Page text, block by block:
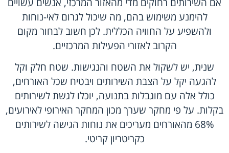
להימנע משימוש בהם, מה שיכול לגרום לאי-נוחות
ולהשפיע על החוויה הכללית. לכן חשוב לבחור מקום
הקרוב לאזורי הפעילות המרכזיים.
שנית, יש לשקול את השטח והנגישות. שטח חלק וקל
להגעה יקל על הצבת השירותים ויבטיח שכל האורחים,
כולל אלה עם מוגבלות בתנועה, יוכלו לגשת לשירותים
בקלות. על פי מחקר שערך מכון המחקר האירופי לאירועים,
68% מהאורחים מעריכים את נוחות הגישה לשירותים
כקריטריון קריטי.